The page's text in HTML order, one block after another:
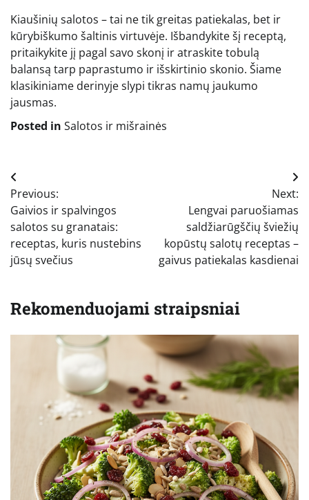
Kiaušinių salotos – tai ne tik greitas patiekalas, bet ir
kūrybiškumo šaltinis virtuvėje. Išbandykite šį receptą,
pritaikykite jį pagal savo skonį ir atraskite tobulą
balansą tarp paprastumo ir išskirtinio skonio. Šiame
klasikiniame derinyje slypi tikras namų jaukumo
jausmas.
Posted in Salotos ir mišrainės
Navigacija
tarp
įrašų
Previous:
Gaivios ir spalvingos
salotos su granatais:
receptas, kuris nustebins
jūsų svečius
Next:
Lengvai paruošiamas
saldžiarūgščių šviežių
kopūstų salotų receptas –
gaivus patiekalas kasdienai
Rekomenduojami straipsniai